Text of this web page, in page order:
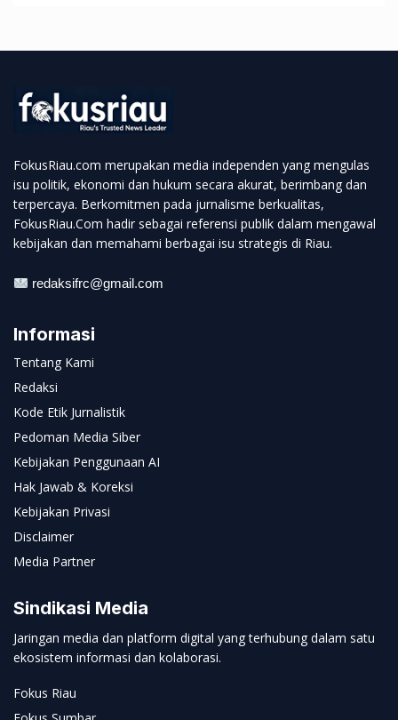
FokusRiau.com merupakan media independen yang mengulas
isu politik, ekonomi dan hukum secara akurat, berimbang dan
terpercaya. Berkomitmen pada jurnalisme berkualitas,
FokusRiau.Com hadir sebagai referensi publik dalam mengawal
kebijakan dan memahami berbagai isu strategis di Riau.
redaksifrc@gmail.com
Informasi
Tentang Kami
Redaksi
Kode Etik Jurnalistik
Pedoman Media Siber
Kebijakan Penggunaan AI
Hak Jawab & Koreksi
Kebijakan Privasi
Disclaimer
Media Partner
Sindikasi Media
Jaringan media dan platform digital yang terhubung dalam satu
ekosistem informasi dan kolaborasi.
Fokus Riau